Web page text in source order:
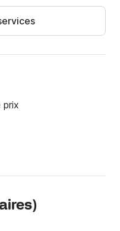
€ 260
passer des
prix
)